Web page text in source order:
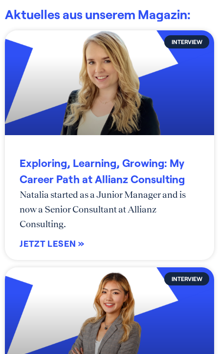
Aktuelles aus unserem Magazin:
INTERVIEW
Exploring, Learning, Growing: My
Career Path at Allianz Consulting
Natalia started as a Junior Manager and is
now a Senior Consultant at Allianz
Consulting.
JETZT LESEN »
INTERVIEW